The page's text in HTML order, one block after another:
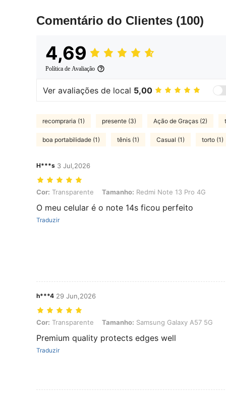
Comentário do Clientes (100)
4,69
Política de Avaliação
Ver avaliações de local 5,00
recompraria (1) presente (3) Ação de Graças (2)
boa portabilidade (1) tênis (1) Casual (1) torto (1)
H***s 3 Jul,2026
Cor: Transparente, Tamanho: Redmi Note 13 Pro 4G
Cor: Transparente Tamanho: Redmi Note 13 Pro 4G
O meu celular é o note 14s ficou perfeito
Traduzir
h***4 29 Jun,2026
Cor: Transparente, Tamanho: Samsung Galaxy A57 5G
Cor: Transparente Tamanho: Samsung Galaxy A57 5G
Premium quality protects edges well
Traduzir